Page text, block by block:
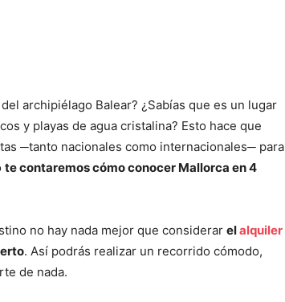
archipiélago Balear? ¿Sabías que es un lugar
y playas de agua cristalina? Esto hace que
─tanto nacionales como internacionales─ para
te contaremos cómo conocer Mallorca en 4
no hay nada mejor que considerar elalquiler
. Así podrás realizar un recorrido cómodo,
de nada.